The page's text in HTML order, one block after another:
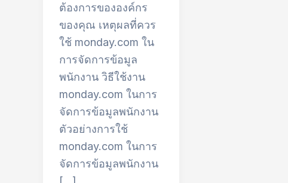
ต้องการขององค์กร
ของคุณ เหตุผลที่ควร
ใช้ monday.com ใน
การจัดการข้อมูล
พนักงาน วิธีใช้งาน
monday.com ในการ
จัดการข้อมูลพนักงาน
ตัวอย่างการใช้
monday.com ในการ
จัดการข้อมูลพนักงาน